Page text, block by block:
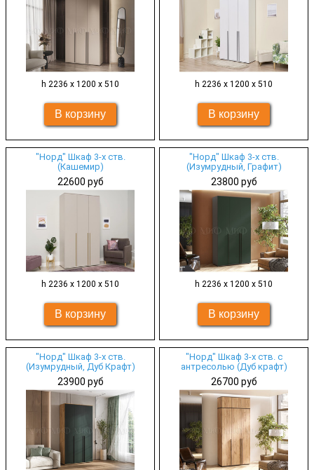
h 2236 х 1200 х 510 h 2236 х 1200 х 510
"Норд" Шкаф 3-х ств.
(Кашемир)
22600 руб
h 2236 х 1200 х 510
"Норд" Шкаф 3-х ств.
(Изумрудный, Графит)
23800 руб
h 2236 х 1200 х 510
"Норд" Шкаф 3-х ств.
(Изумрудный, Дуб Крафт)
23900 руб
"Норд" Шкаф 3-х ств. с
антресолью (Дуб крафт)
26700 руб